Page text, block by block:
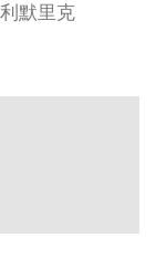
默里克